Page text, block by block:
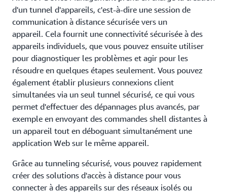
d'un tunnel d'appareils, c'est-à-dire une session de
communication à distance sécurisée vers un
appareil. Cela fournit une connectivité sécurisée à des
appareils individuels, que vous pouvez ensuite utiliser
pour diagnostiquer les problèmes et agir pour les
résoudre en quelques étapes seulement. Vous pouvez
également établir plusieurs connexions client
simultanées via un seul tunnel sécurisé, ce qui vous
permet d'effectuer des dépannages plus avancés, par
exemple en envoyant des commandes shell distantes à
un appareil tout en déboguant simultanément une
application Web sur le même appareil.
Grâce au tunneling sécurisé, vous pouvez rapidement
créer des solutions d'accès à distance pour vous
connecter à des appareils sur des réseaux isolés ou